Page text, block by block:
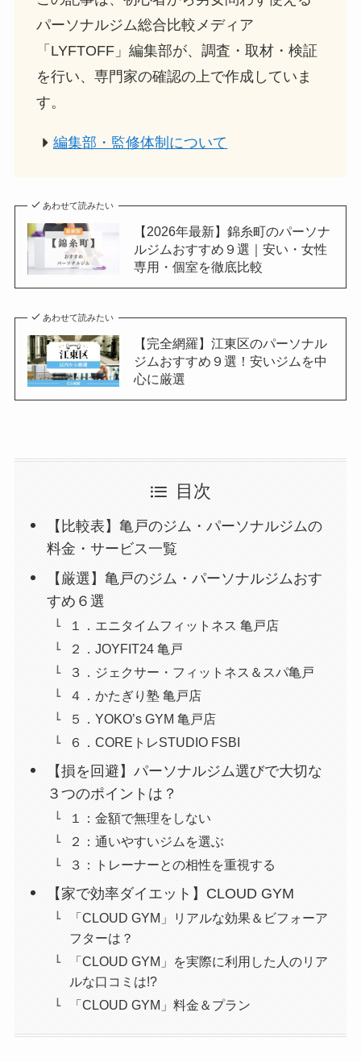
パーソナルジム総合比較メディア
「LYFTOFF」編集部が、調査・取材・検証
を行い、専門家の確認の上で作成していま
す。
編集部・監修体制について
あわせて読みたい
【2026年最新】錦糸町のパーソナ
ルジムおすすめ９選｜安い・女性
専用・個室を徹底比較
あわせて読みたい
【完全網羅】江東区のパーソナル
ジムおすすめ９選！安いジムを中
心に厳選
目次
【比較表】亀戸のジム・パーソナルジムの
料金・サービス一覧
【厳選】亀戸のジム・パーソナルジムおす
すめ６選
１．エニタイムフィットネス 亀戸店
２．JOYFIT24 亀戸
３．ジェクサー・フィットネス＆スパ亀戸
４．かたぎり塾 亀戸店
５．YOKO’s GYM 亀戸店
６．COREトレSTUDIO FSBI
【損を回避】パーソナルジム選びで大切な
３つのポイントは？
１：金額で無理をしない
２：通いやすいジムを選ぶ
３：トレーナーとの相性を重視する
【家で効率ダイエット】CLOUD GYM
「CLOUD GYM」リアルな効果＆ビフォーア
フターは？
「CLOUD GYM」を実際に利用した人のリア
ルな口コミは!?
「CLOUD GYM」料金＆プラン